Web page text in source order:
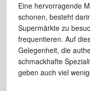
Eine hervorragende
schonen, besteht
Supermärkte zu
frequentieren. Auf
Gelegenheit, die
schmackhafte
geben auch viel